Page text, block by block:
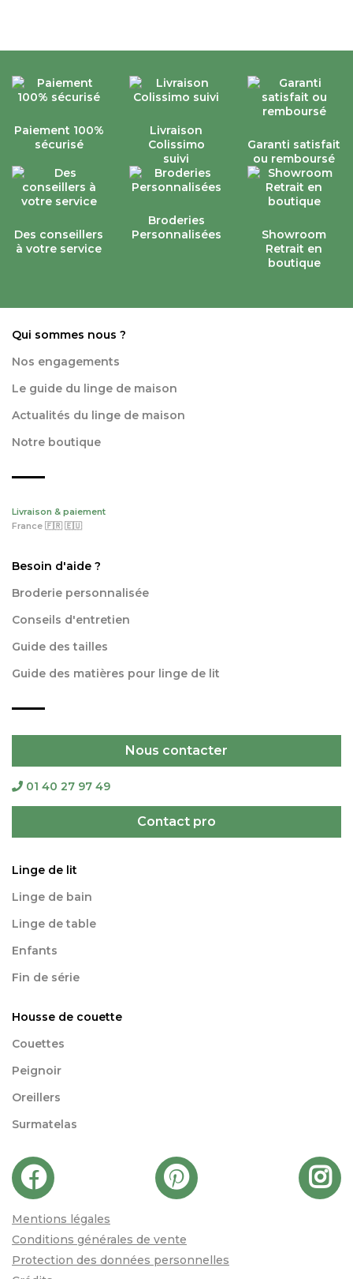
Paiement 100%
sécurisé
Livraison
Colissimo
suivi
Garanti satisfait
ou remboursé
Des conseillers
à votre service
Broderies
Personnalisées
Showroom
Retrait en
boutique
Qui sommes nous ?
Nos engagements
Le guide du linge de maison
Actualités du linge de maison
Notre boutique
Livraison & paiement
France 🇫🇷 🇪🇺
Besoin d'aide ?
Broderie personnalisée
Conseils d'entretien
Guide des tailles
Guide des matières pour linge de lit
Nous contacter
01 40 27 97 49
Contact pro
Linge de lit
Linge de bain
Linge de table
Enfants
Fin de série
Housse de couette
Couettes
Peignoir
Oreillers
Surmatelas
Mentions légales
Conditions générales de vente
Protection des données personnelles